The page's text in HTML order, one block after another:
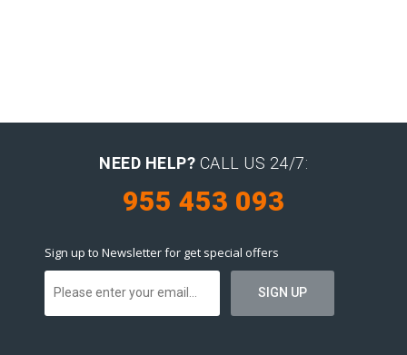
NEED HELP? CALL US 24/7:
955 453 093
Sign up to Newsletter for get special offers